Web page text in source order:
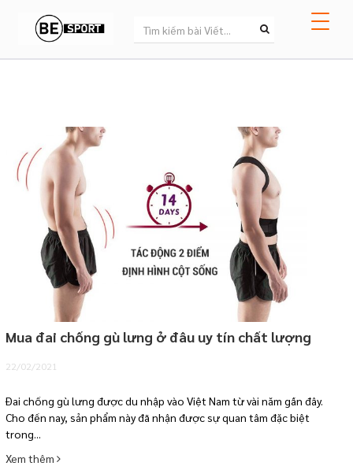
Mua đai chống gù lưng ở đâu uy tín chất lượng
22/02/2021
Đai chống gù lưng được du nhập vào Việt Nam từ vài năm gần đây.
Cho đến nay, sản phẩm này đã nhận được sự quan tâm đặc biệt
trong...
Xem thêm